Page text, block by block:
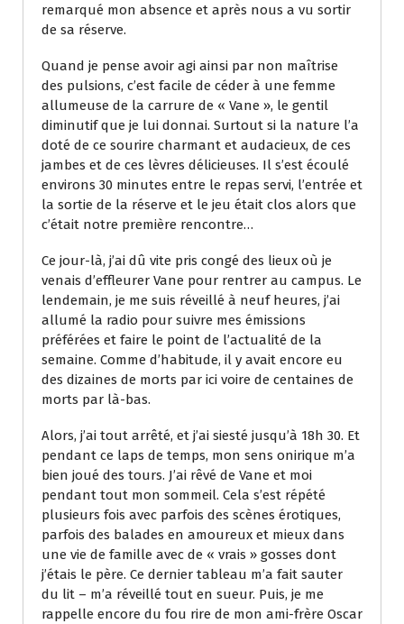
remarqué mon absence et après nous a vu sortir
de sa réserve.
Quand je pense avoir agi ainsi par non maîtrise
des pulsions, c’est facile de céder à une femme
allumeuse de la carrure de « Vane », le gentil
diminutif que je lui donnai. Surtout si la nature l’a
doté de ce sourire charmant et audacieux, de ces
jambes et de ces lèvres délicieuses. Il s’est écoulé
environs 30 minutes entre le repas servi, l’entrée et
la sortie de la réserve et le jeu était clos alors que
c’était notre première rencontre…
Ce jour-là, j’ai dû vite pris congé des lieux où je
venais d’effleurer Vane pour rentrer au campus. Le
lendemain, je me suis réveillé à neuf heures, j’ai
allumé la radio pour suivre mes émissions
préférées et faire le point de l’actualité de la
semaine. Comme d’habitude, il y avait encore eu
des dizaines de morts par ici voire de centaines de
morts par là-bas.
Alors, j’ai tout arrêté, et j’ai siesté jusqu’à 18h 30. Et
pendant ce laps de temps, mon sens onirique m’a
bien joué des tours. J’ai rêvé de Vane et moi
pendant tout mon sommeil. Cela s’est répété
plusieurs fois avec parfois des scènes érotiques,
parfois des balades en amoureux et mieux dans
une vie de famille avec de « vrais » gosses dont
j’étais le père. Ce dernier tableau m’a fait sauter
du lit – m’a réveillé tout en sueur. Puis, je me
rappelle encore du fou rire de mon ami-frère Oscar